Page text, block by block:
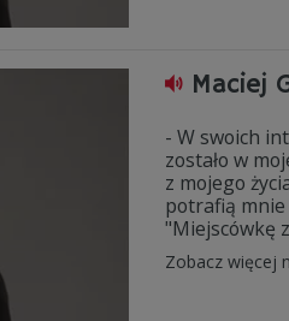
Maciej
- W swoich
zostało w
z mojego
potrafią mnie
"Miejscówkę
Zobacz więcej